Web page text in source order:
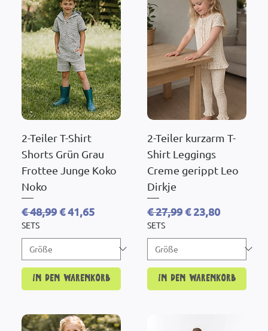
2-Teiler T-Shirt
Shorts Grün Grau
Frottee Junge Koko
Noko
Standardpreis
€ 48,99Sale-Preis
€ 41,65
SETS
In den Warenkorb
2-Teiler kurzarm T-
Shirt Leggings
Creme gerippt Leo
Dirkje
Standardpreis
€ 27,99Sale-Preis
€ 23,80
SETS
In den Warenkorb